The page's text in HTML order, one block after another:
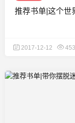
推荐书单|这个世
2017-12-12